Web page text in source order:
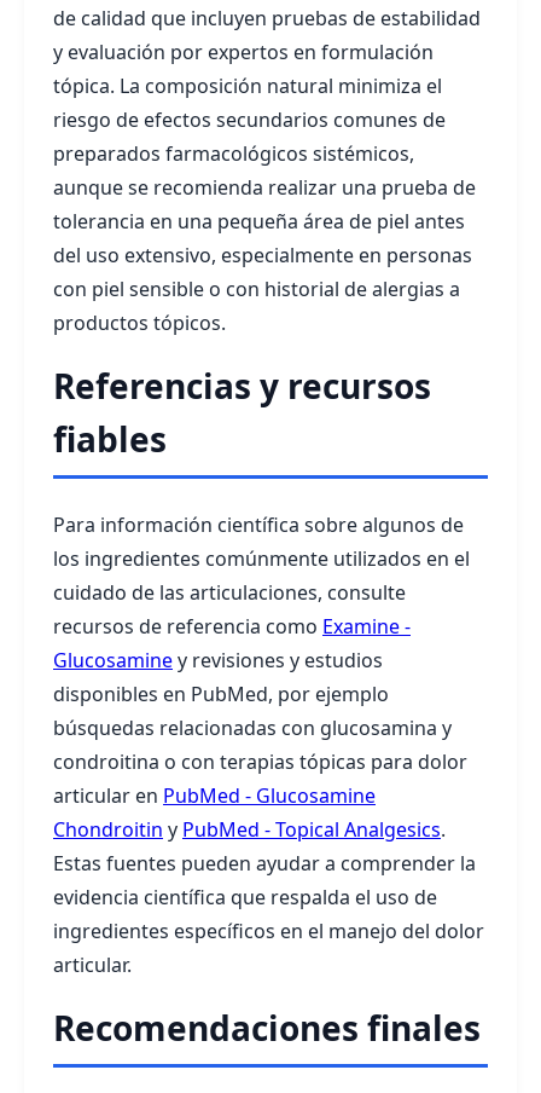
de calidad que incluyen pruebas de estabilidad
y evaluación por expertos en formulación
tópica. La composición natural minimiza el
riesgo de efectos secundarios comunes de
preparados farmacológicos sistémicos,
aunque se recomienda realizar una prueba de
tolerancia en una pequeña área de piel antes
del uso extensivo, especialmente en personas
con piel sensible o con historial de alergias a
productos tópicos.
Referencias y recursos
fiables
Para información científica sobre algunos de
los ingredientes comúnmente utilizados en el
cuidado de las articulaciones, consulte
recursos de referencia como Examine -
Glucosaminey revisiones y estudios
disponibles en PubMed, por ejemplo
búsquedas relacionadas con glucosamina y
condroitina o con terapias tópicas para dolor
articular en PubMed - Glucosamine
Chondroitin y PubMed - Topical Analgesics.
Estas fuentes pueden ayudar a comprender la
evidencia científica que respalda el uso de
ingredientes específicos en el manejo del dolor
articular.
Recomendaciones finales